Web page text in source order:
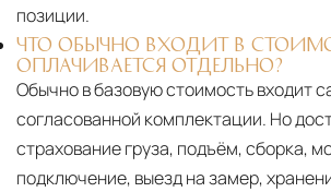
позиции.
ЧТО ОБЫЧНО ВХОДИТ В
ОПЛАЧИВАЕТСЯ ОТДЕЛЬНО?
Обычно в базовую стоимость входит
согласованной комплектации. Но
страхование груза, подъём, сборка,
подключение, выезд на замер,